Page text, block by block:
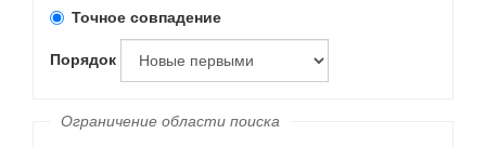
Точное совпадение
Порядок
Ограничение области поиска